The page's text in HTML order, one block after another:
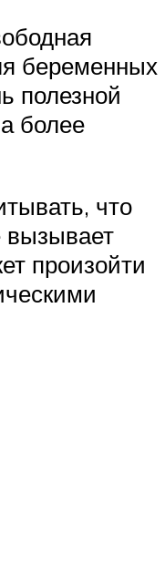
беременных
полезной
более
что
вызывает
произойти